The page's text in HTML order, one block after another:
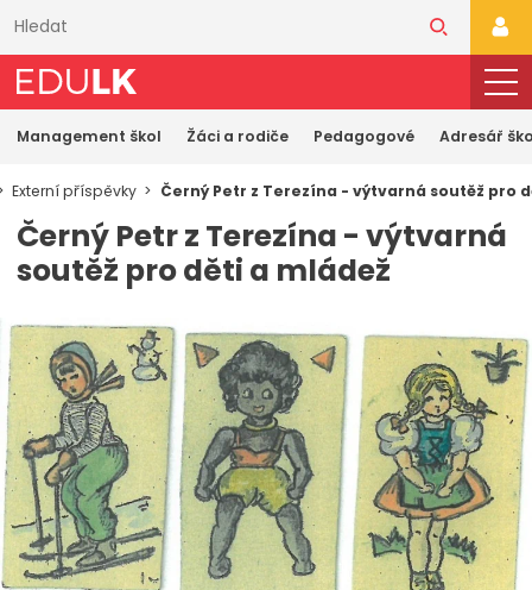
obsahu
Management škol Žáci a rodiče Pedagogové Adresář
Externí příspěvky Černý Petr z Terezína - výtvarná soutěž pro
Černý Petr z Terezína - výtvarná
soutěž pro děti a mládež